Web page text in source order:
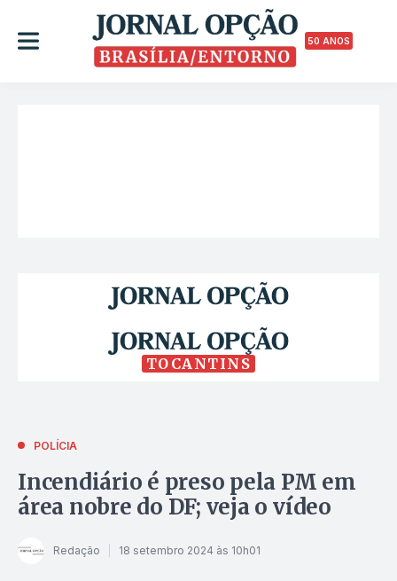
50 ANOS
TOCANTINS
POLÍCIA
Incendiário é preso pela PM em
área nobre do DF; veja o vídeo
Redação 18 setembro 2024 às 10h01